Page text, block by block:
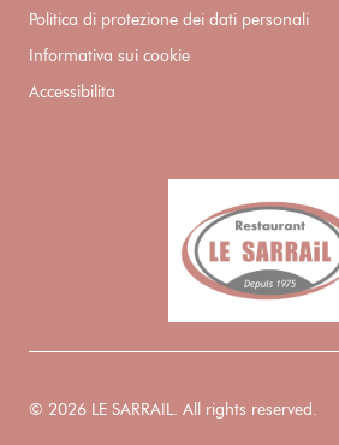
Politica di protezione dei dati personali
Informativa sui cookie
Accessibilita
© 2026 LE SARRAIL. All rights reserved.